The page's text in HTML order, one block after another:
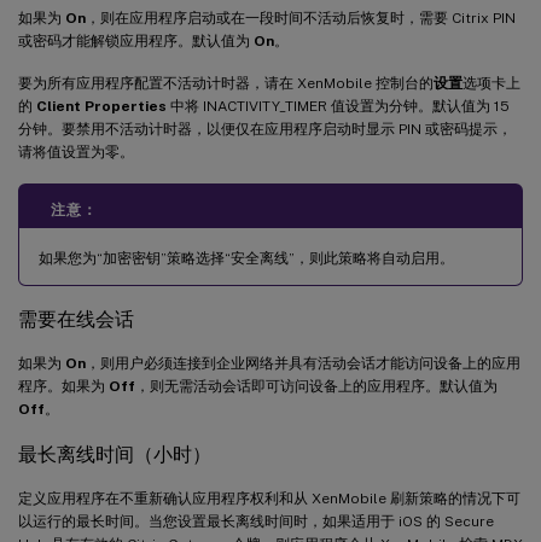
如果为 On ，则在应用程序启动或在一段时间不活动后恢复时，需要 Citrix PIN
或密码才能解锁应用程序。默认值为 On。
要为所有应用程序配置不活动计时器，请在 XenMobile 控制台的设置选项卡上
的 Client Properties 中将 INACTIVITY_TIMER 值设置为分钟。默认值为 15
分钟。要禁用不活动计时器，以便仅在应用程序启动时显示 PIN 或密码提示，
请将值设置为零。
注意：
如果您为“加密密钥”策略选择“安全离线”，则此策略将自动启用。
需要在线会话
如果为 On ，则用户必须连接到企业网络并具有活动会话才能访问设备上的应用
程序。如果为 Off ，则无需活动会话即可访问设备上的应用程序。默认值为
Off 。
最长离线时间（小时）
定义应用程序在不重新确认应用程序权利和从 XenMobile 刷新策略的情况下可
以运行的最长时间。当您设置最长离线时间时，如果适用于 iOS 的 Secure